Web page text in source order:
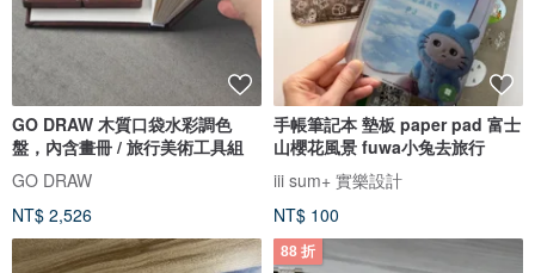
GO DRAW 木質口袋水彩調色
盤，內含畫冊 / 旅行美術工具組
GO DRAW
NT$ 2,526
手帳筆記本 墊板 paper pad 富士
山櫻花風景 fuwa小兔去旅行
iii sum+ 實樂設計
NT$ 100
88 折